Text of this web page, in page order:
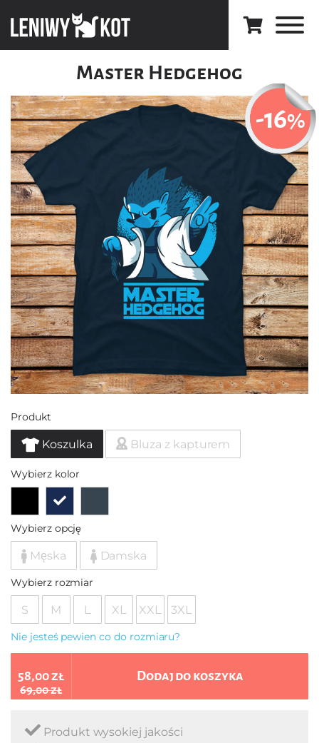
Master Hedgehog
-16%
Produkt
Koszulka Bluza z kapturem
Wybierz kolor
Wybierz opcję
Męska Damska
Wybierz rozmiar
S M L XL XXL 3XL
Nie jesteś pewien co do rozmiaru?
58,00 zł
69,00 zł
Dodaj do koszyka
Produkt wysokiej jakości